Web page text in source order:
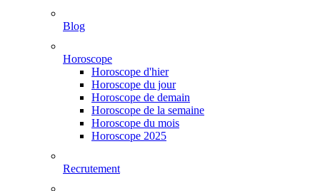
Blog
Horoscope
Horoscope d'hier
Horoscope du jour
Horoscope de demain
Horoscope de la semaine
Horoscope du mois
Horoscope 2025
Recrutement